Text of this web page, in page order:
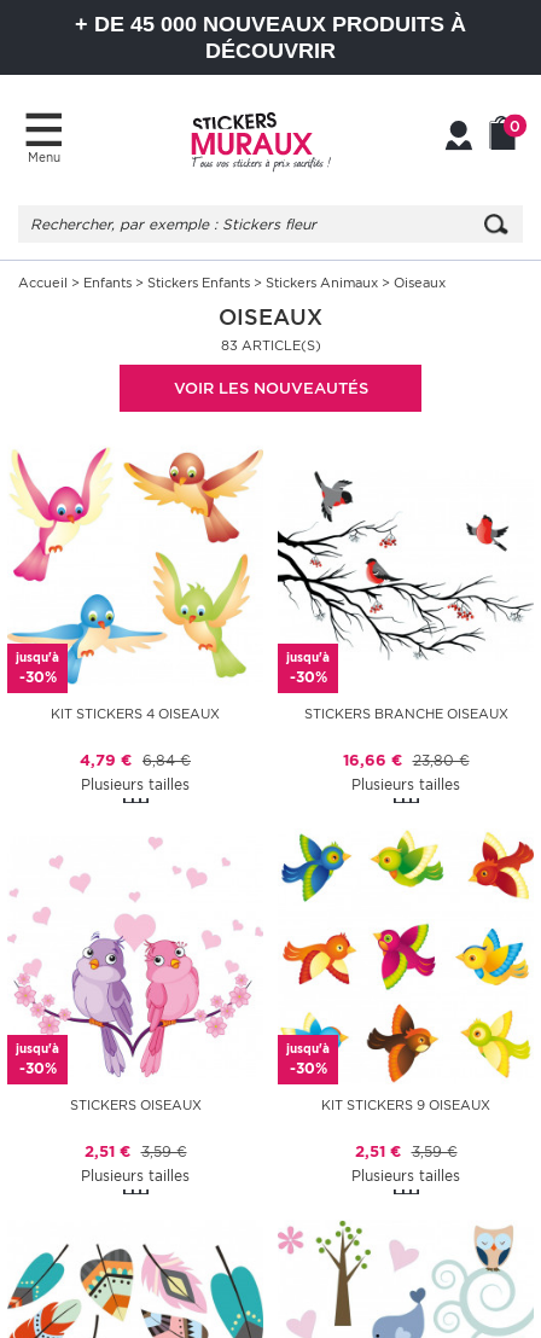
+ DE 45 000 NOUVEAUX PRODUITS À
DÉCOUVRIR
Menu
0
Accueil > Enfants > Stickers Enfants > Stickers Animaux > Oiseaux
OISEAUX
83 ARTICLE(S)
jusqu'à
-30%
KIT STICKERS 4 OISEAUX
4,79 € 6,84 €
Plusieurs tailles
jusqu'à
-30%
STICKERS BRANCHE OISEAUX
16,66 € 23,80 €
Plusieurs tailles
jusqu'à
-30%
STICKERS OISEAUX
2,51 € 3,59 €
Plusieurs tailles
jusqu'à
-30%
KIT STICKERS 9 OISEAUX
2,51 € 3,59 €
Plusieurs tailles